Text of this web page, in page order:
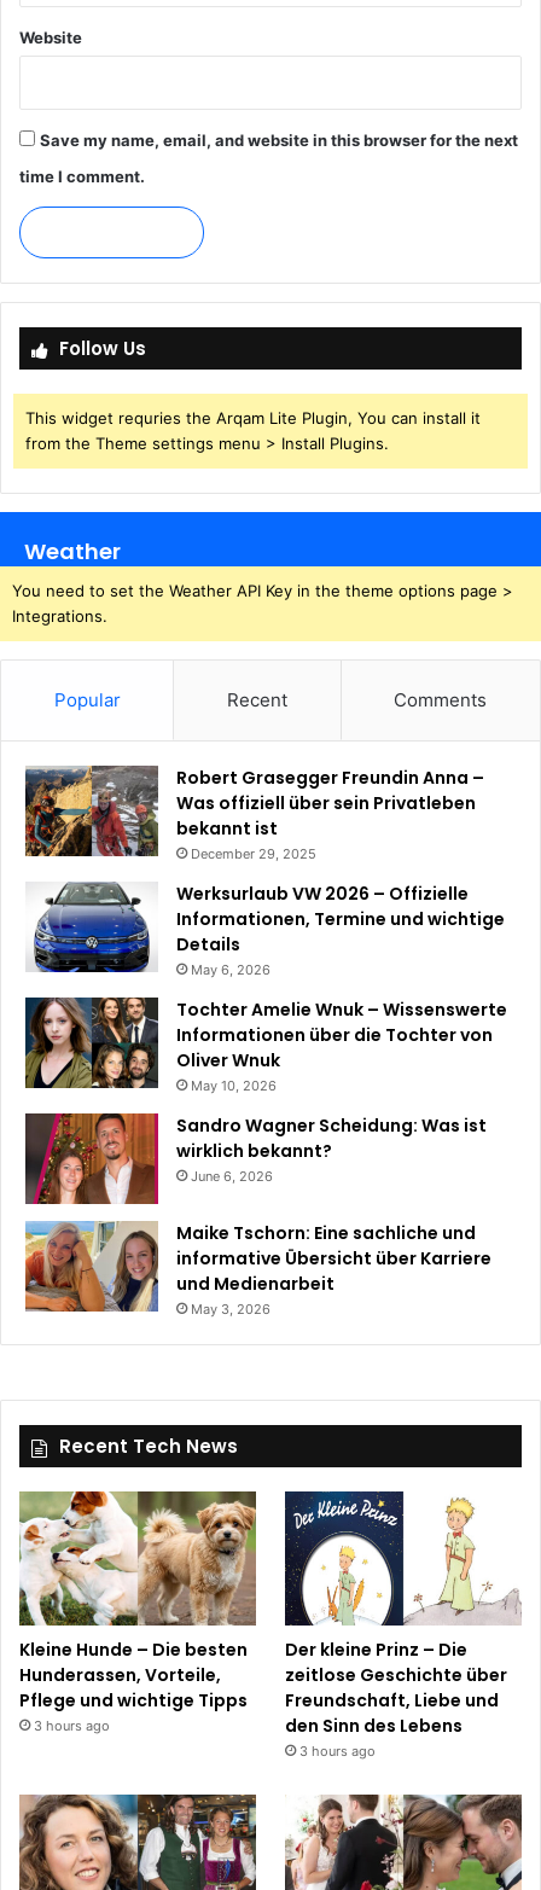
Website
Save my name, email, and website in this browser for the next
time I comment.
Follow Us
This widget requries the Arqam Lite Plugin, You can install it
from the Theme settings menu > Install Plugins.
Weather
You need to set the Weather API Key in the theme options page >
Integrations.
Popular Recent Comments
Robert Grasegger Freundin Anna –
Was offiziell über sein Privatleben
bekannt ist
December 29, 2025
Werksurlaub VW 2026 – Offizielle
Informationen, Termine und wichtige
Details
May 6, 2026
Tochter Amelie Wnuk – Wissenswerte
Informationen über die Tochter von
Oliver Wnuk
May 10, 2026
Sandro Wagner Scheidung: Was ist
wirklich bekannt?
June 6, 2026
Maike Tschorn: Eine sachliche und
informative Übersicht über Karriere
und Medienarbeit
May 3, 2026
Recent Tech News
Kleine Hunde – Die besten
Hunderassen, Vorteile,
Pflege und wichtige Tipps
3 hours ago
Der kleine Prinz – Die
zeitlose Geschichte über
Freundschaft, Liebe und
den Sinn des Lebens
3 hours ago